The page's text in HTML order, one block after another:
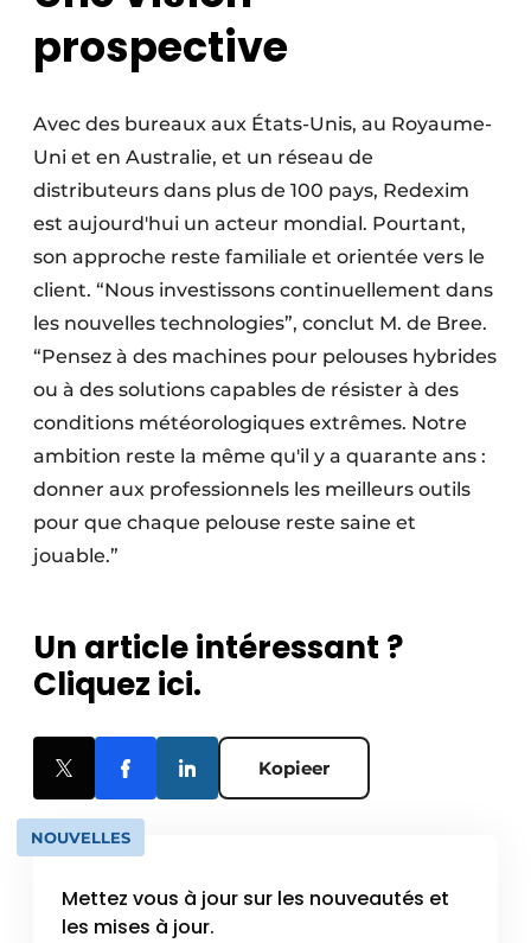
prospective
Avec des bureaux aux États-Unis, au Royaume-
Uni et en Australie, et un réseau de
distributeurs dans plus de 100 pays, Redexim
est aujourd'hui un acteur mondial. Pourtant,
son approche reste familiale et orientée vers le
client. “Nous investissons continuellement dans
les nouvelles technologies”, conclut M. de Bree.
“Pensez à des machines pour pelouses hybrides
ou à des solutions capables de résister à des
conditions météorologiques extrêmes. Notre
ambition reste la même qu'il y a quarante ans :
donner aux professionnels les meilleurs outils
pour que chaque pelouse reste saine et
jouable.”
Un article intéressant ?
Cliquez ici.
Kopieer
NOUVELLES
Mettez vous à jour sur les nouveautés et
les mises à jour.